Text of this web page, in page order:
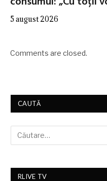
5 august 2026
Comments are closed.
CAUTĂ
RLIVE TV